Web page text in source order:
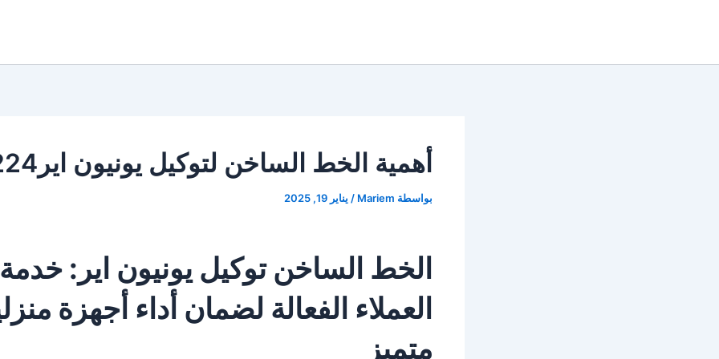
أهمية الخط الساخن لتوكيل يونيون اير19224
بواسطة Mariem
/ يناير 19, 2025
الخط الساخن توكيل يونيون اير: خدمة
العملاء الفعالة لضمان أداء أجهزة
متميز